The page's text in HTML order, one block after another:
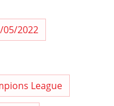
05/2022
League